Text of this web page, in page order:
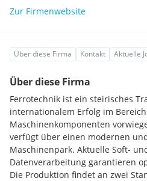
Zur Firmenwebsite
Über diese Firma Kontakt Aktuelle
Über diese Firma
Ferrotechnik ist ein steirisches
internationalem Erfolg im
Maschinenkomponenten
verfügt über einen modernen
Maschinenpark. Aktuelle Soft-
Datenverarbeitung garantieren
Die Produktion findet an zwei